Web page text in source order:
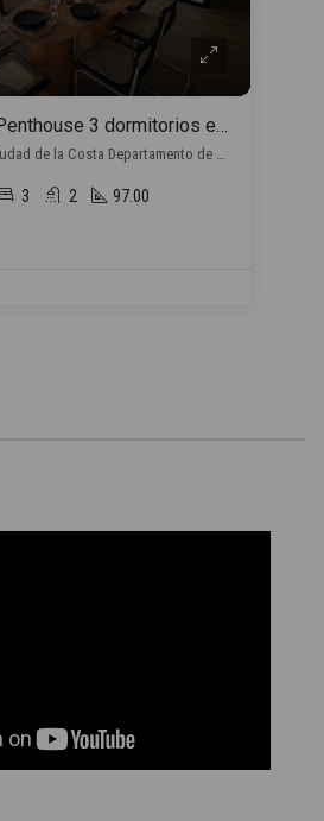
Apartamento Penthouse 3 dormitorios en venta en Barra de Carrasco
, Av. del Parque, Ciudad de la Costa Departamento de Canelones, Uruguay, Barra de Carrasco, Ciudad de la Costa
3 2 97.00